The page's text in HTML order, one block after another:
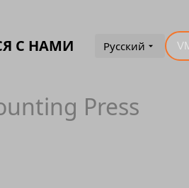
С НАМИ Русский
Press